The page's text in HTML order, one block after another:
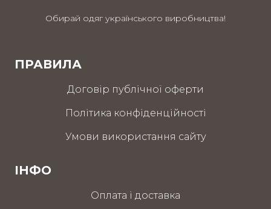
Обирай одяг українського виробництва!
ПРАВИЛА
Договір публічної оферти
Політика конфіденційності
Умови використання сайту
ІНФО
Оплата і доставка